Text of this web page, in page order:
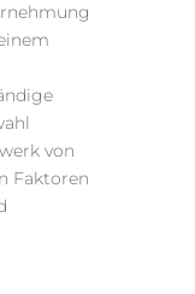
von
Faktoren